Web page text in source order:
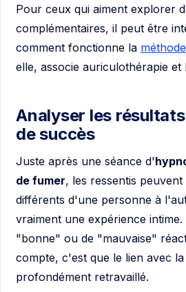
Pour ceux qui aiment explorer
complémentaires, il peut être
comment fonctionne la
elle, associe auriculothérapie et
Analyser les
de succès
Juste après une séance d'
de fumer, les ressentis
différents d'une personne à
vraiment une expérience
"bonne" ou de "mauvaise"
compte, c'est que le lien avec
profondément retravaillé.